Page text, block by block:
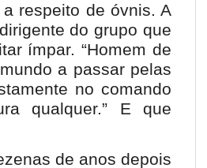
respeito de óvnis. A
do grupo que
ímpar. “Homem de
a passar pelas
no comando
qualquer.” E que
de anos depois